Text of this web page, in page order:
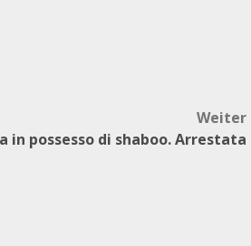
Weiter
in possesso di shaboo. Arrestata